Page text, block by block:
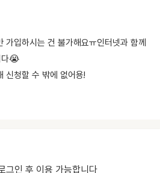
가입하시는 건 불가해요ㅠ인터넷과 함께
다😭
신청할 수 밖에 없어용!
그인 후 이용 가능합니다